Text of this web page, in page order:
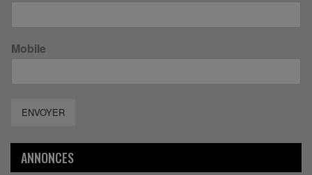
Mobile
ENVOYER
ANNONCES